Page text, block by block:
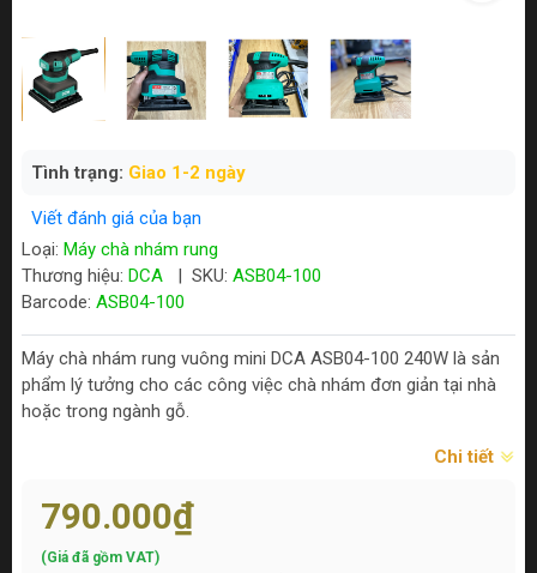
Tình trạng: Giao 1-2 ngày
Viết đánh giá của bạn
Loại: Máy chà nhám rung
Thương hiệu: DCA SKU: ASB04-100
Barcode: ASB04-100
Máy chà nhám rung vuông mini DCA ASB04-100 240W là sản
phẩm lý tưởng cho các công việc chà nhám đơn giản tại nhà
hoặc trong ngành gỗ.
Chi tiết
790.000₫
(Giá đã gồm VAT)